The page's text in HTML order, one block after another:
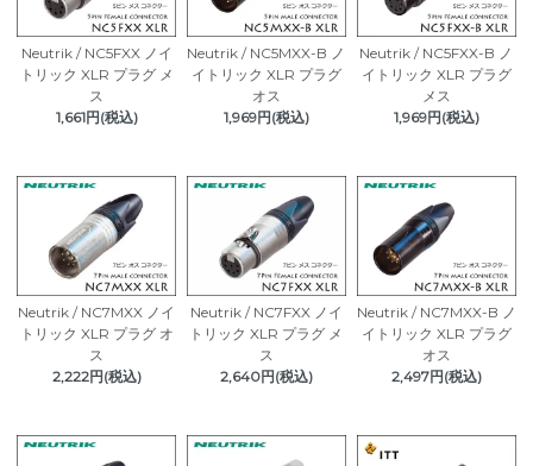
Neutrik / NC5FXX ノイ
トリック XLR プラグ メ
ス
1,661円(税込)
Neutrik / NC5MXX-B ノ
イトリック XLR プラグ
オス
1,969円(税込)
Neutrik / NC5FXX-B ノ
イトリック XLR プラグ
メス
1,969円(税込)
Neutrik / NC7MXX ノイ
トリック XLR プラグ オ
ス
2,222円(税込)
Neutrik / NC7FXX ノイ
トリック XLR プラグ メ
ス
2,640円(税込)
Neutrik / NC7MXX-B ノ
イトリック XLR プラグ
オス
2,497円(税込)